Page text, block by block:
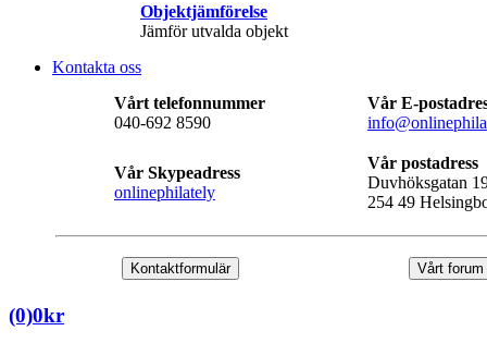
Objektjämförelse
Jämför utvalda objekt
Kontakta oss
Vårt telefonnummer
040-692 8590
Vår E-
Vår Skypeadress
onlinephilately
Vår postadress
Duvhöksgatan
254 49
Kontaktformulär Vårt forum
(0)0kr